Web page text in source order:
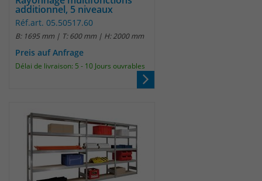
additionnel, 5 niveaux
Réf.art. 05.50517.60
B: 1695 mm | T: 600 mm | H: 2000 mm
Preis auf Anfrage
Délai de livraison: 5 - 10 Jours ouvrables
um eindeutige Besucher zu
identifizieren. Die Daten werde lokal
auf unserem Server gespeichert und
sind damit externen Unternehmen
unzugänglich.
Anbieter Matomo
Laufzeit 30 Minuten